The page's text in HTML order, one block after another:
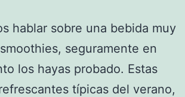
hablar sobre una bebida muy
seguramente en
los hayas probado. Estas
típicas del verano,